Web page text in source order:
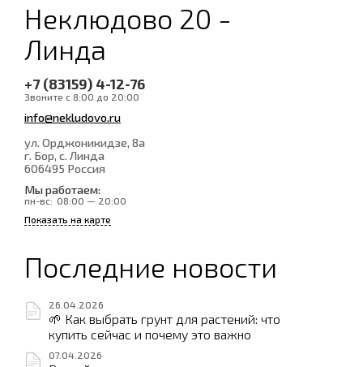
Неклюдово 20 -
Линда
+7 (83159) 4-12-76
Звоните с 8:00 до 20:00
info@nekludovo.ru
ул. Орджоникидзе, 8а
г. Бор, с. Линда
606495 Россия
Мы работаем:
пн-вс: 08:00 — 20:00
Показать на карте
Последние новости
26.04.2026
🌱 Как выбрать грунт для растений: что
купить сейчас и почему это важно
07.04.2026